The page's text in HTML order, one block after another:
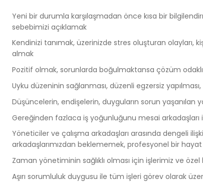
Yeni bir durumla karşılaşmadan önce kısa bir
sebebimizi açıklamak
Kendinizi tanımak, üzerinizde stres oluşturan
almak
Pozitif olmak, sorunlarda boğulmaktansa çözüm
Uyku düzeninin sağlanması, düzenli egzersiz
Düşüncelerin, endişelerin, duyguların sorun yaşanılan
Gereğinden fazlaca iş yoğunluğunu mesai
Yöneticiler ve çalışma arkadaşları arasında dengeli
arkadaşlarımızdan beklememek, profesyonel bir
Zaman yönetiminin sağlıklı olması için işlerimiz ve özel
Aşırı sorumluluk duygusu ile tüm işleri görev olarak